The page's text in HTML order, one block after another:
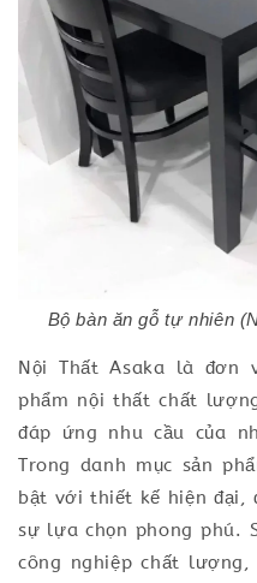
Bộ bàn ăn gỗ tự nhiên
Nội Thất Asaka là đơn
phẩm nội thất chất
đáp ứng nhu cầu của
Trong danh mục sản
bật với thiết kế hiện đại,
sự lựa chọn phong phú.
công nghiệp chất lượng,